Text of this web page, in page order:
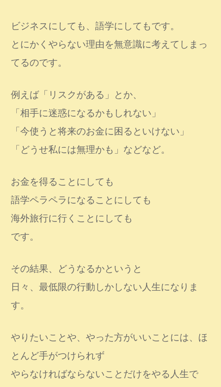
ビジネスにしても、語学にしてもです。
とにかくやらない理由を無意識に考えてしまっ
てるのです。
例えば「リスクがある」とか、
「相手に迷惑になるかもしれない」
「今使うと将来のお金に困るといけない」
「どうせ私には無理かも」などなど。
お金を得ることにしても
語学ペラペラになることにしても
海外旅行に行くことにしても
です。
その結果、どうなるかというと
日々、最低限の行動しかしない人生になりま
す。
やりたいことや、やった方がいいことには、ほ
とんど手がつけられず
やらなければならないことだけをやる人生で